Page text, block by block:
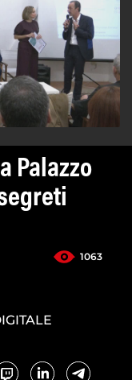
Palazzo
1063